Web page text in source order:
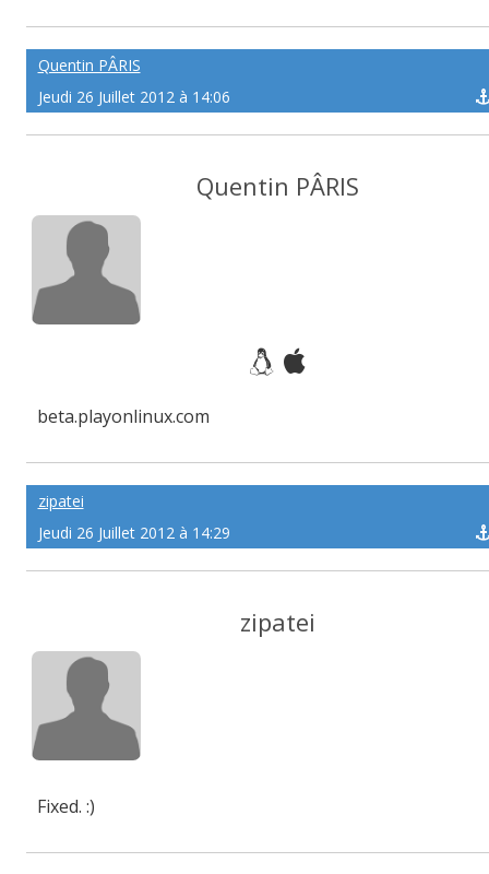
Quentin PÂRIS
Jeudi 26 Juillet 2012 à 14:06
Quentin PÂRIS
beta.playonlinux.com
zipatei
Jeudi 26 Juillet 2012 à 14:29
zipatei
Fixed. :)